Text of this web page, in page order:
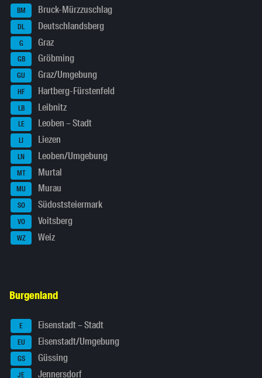
BM Bruck-Mürzzuschlag
DL Deutschlandsberg
G Graz
GB Gröbming
GU Graz/Umgebung
HF Hartberg-Fürstenfeld
LB Leibnitz
LE Leoben – Stadt
LI Liezen
LN Leoben/Umgebung
MT Murtal
MU Murau
SO Südoststeiermark
VO Voitsberg
WZ Weiz
Burgenland
E Eisenstadt – Stadt
EU Eisenstadt/Umgebung
GS Güssing
JE Jennersdorf